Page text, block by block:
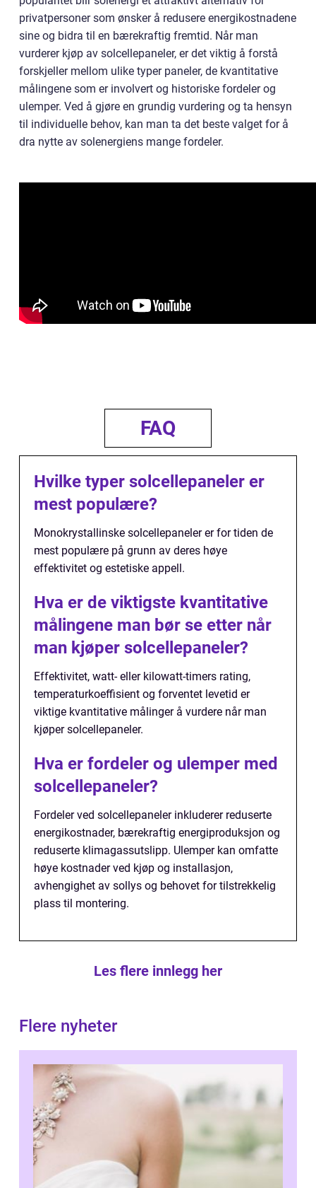
privatpersoner som ønsker å redusere energikostnadene
sine og bidra til en bærekraftig fremtid. Når man
vurderer kjøp av solcellepaneler, er det viktig å forstå
forskjeller mellom ulike typer paneler, de kvantitative
målingene som er involvert og historiske fordeler og
ulemper. Ved å gjøre en grundig vurdering og ta hensyn
til individuelle behov, kan man ta det beste valget for å
dra nytte av solenergiens mange fordeler.
FAQ
Hvilke typer solcellepaneler er
mest populære?
Monokrystallinske solcellepaneler er for tiden de
mest populære på grunn av deres høye
effektivitet og estetiske appell.
Hva er de viktigste kvantitative
målingene man bør se etter når
man kjøper solcellepaneler?
Effektivitet, watt- eller kilowatt-timers rating,
temperaturkoeffisient og forventet levetid er
viktige kvantitative målinger å vurdere når man
kjøper solcellepaneler.
Hva er fordeler og ulemper med
solcellepaneler?
Fordeler ved solcellepaneler inkluderer reduserte
energikostnader, bærekraftig energiproduksjon og
reduserte klimagassutslipp. Ulemper kan omfatte
høye kostnader ved kjøp og installasjon,
avhengighet av sollys og behovet for tilstrekkelig
plass til montering.
Les flere innlegg her
Flere nyheter